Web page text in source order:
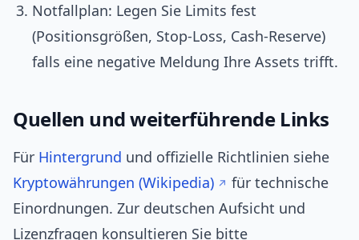
Notfallplan: Legen Sie Limits fest
(Positionsgrößen, Stop‑Loss, Cash‑Reserve)
falls eine negative Meldung Ihre Assets trifft.
Quellen und weiterführende Links
Für Hintergrund und offizielle Richtlinien siehe
Kryptowährungen (Wikipedia)
für technische
Einordnungen. Zur deutschen Aufsicht und
Lizenzfragen konsultieren Sie bitte